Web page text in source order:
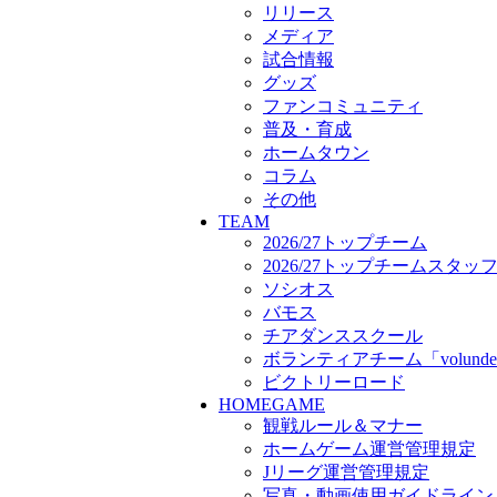
ボランティアチーム「
ビクトリーロード
HOMEGAME
観戦ルール＆マナー
ホームゲーム運営管理規定
Jリーグ運営管理規定
写真・動画使用ガイドライン
ロートフィールド奈良
SCHEDULE
2026/27
練習見学時のファンサービス
TICKET
奈良クラブ明治安田J3リーグ
奈良クラブ明治安田Ｊ3リー
観戦ルール＆マナー
FANCOMMUNITY
2026/27ファンコミュニティ
サポートショップ
GOODS
オフィシャルストア（実店舗
オンラインストア
ACADEMY
リリース
メディア
試合情報
グッズ
ファンコミュニティ
普及・育成
ホームタウン
コラム
その他
TEAM
2026/27トップチーム
2026/27トップチームスタッフ
ソシオス
バモス
チアダンススクール
ボランティアチーム「
ビクトリーロード
HOMEGAME
観戦ルール＆マナー
ホームゲーム運営管理規定
Jリーグ運営管理規定